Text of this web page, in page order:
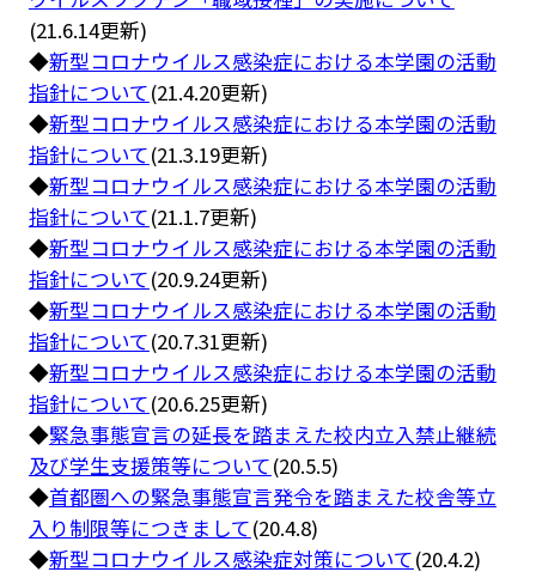
(21.6.14更新)
◆新型コロナウイルス感染症における本学園の活動
指針について(21.4.20更新)
◆新型コロナウイルス感染症における本学園の活動
指針について(21.3.19更新)
◆新型コロナウイルス感染症における本学園の活動
指針について(21.1.7更新)
◆新型コロナウイルス感染症における本学園の活動
指針について(20.9.24更新)
◆新型コロナウイルス感染症における本学園の活動
指針について(20.7.31更新)
◆新型コロナウイルス感染症における本学園の活動
指針について(20.6.25更新)
◆緊急事態宣言の延長を踏まえた校内立入禁止継続
及び学生支援策等について(20.5.5)
◆首都圏への緊急事態宣言発令を踏まえた校舎等立
入り制限等につきまして(20.4.8)
◆新型コロナウイルス感染症対策について(20.4.2)